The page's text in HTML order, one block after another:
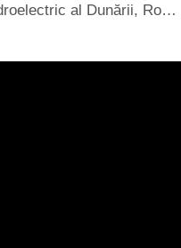
al Dunării, Ro…